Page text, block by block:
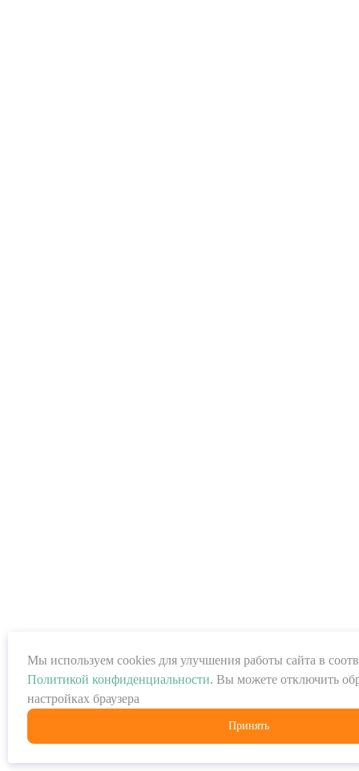
Мы используем cookies для улучшения работы сайта в
Политикой конфиденциальности. Вы можете отключить
настройках браузера
Принять